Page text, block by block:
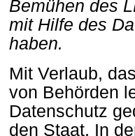
Bemühen des
mit Hilfe des
haben.
Mit Verlaub,
von Behörden
Datenschutz
den Staat. In